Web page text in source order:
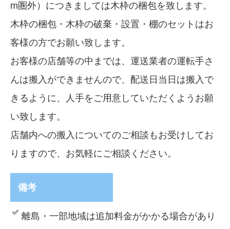
m圏外）につきましては木枠の梱包を致します。
木枠の梱包・木枠の破棄・設置・棚のセットはお
客様の方でお願い致します。
お客様の店舗等の中までは、運送業者の運転手さ
んは搬入ができませんので、配送日当日は搬入で
きるように、人手をご用意していただくようお願
い致します。
店舗内への搬入についてのご相談もお受けしてお
りますので、お気軽にご相談ください。
備考
離島・一部地域は追加料金がかかる場合があり